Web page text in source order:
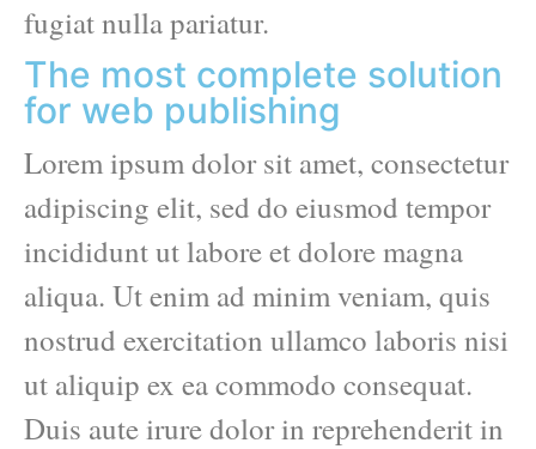
fugiat nulla pariatur.
The most complete solution
for web publishing
Lorem ipsum dolor sit amet, consectetur
adipiscing elit, sed do eiusmod tempor
incididunt ut labore et dolore magna
aliqua. Ut enim ad minim veniam, quis
nostrud exercitation ullamco laboris nisi
ut aliquip ex ea commodo consequat.
Duis aute irure dolor in reprehenderit in